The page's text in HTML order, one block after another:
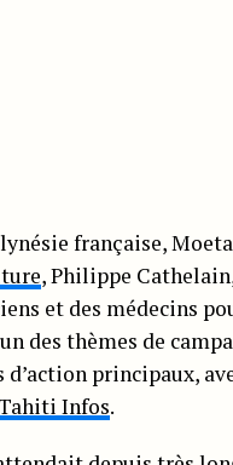
française,
, Philippe
et des médecins
des thèmes de
principaux,
Infos.